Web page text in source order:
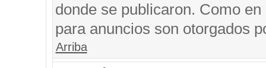
donde se publicaron. Como
para anuncios son otorgados
Arriba